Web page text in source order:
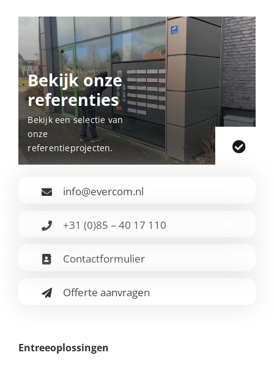
Bekijk onze
referenties
Bekijk een selectie van
onze
referentieprojecten.
info@evercom.nl
+31 (0)85 – 40 17 110
Contactformulier
Offerte aanvragen
Entreeoplossingen